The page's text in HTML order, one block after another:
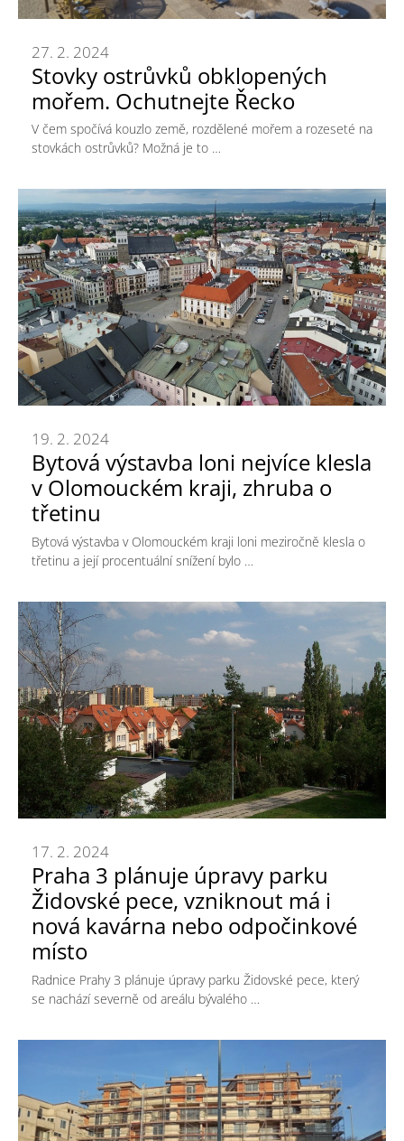
Stovky ostrůvků obklopených
mořem. Ochutnejte Řecko
27. 2. 2024
V čem spočívá kouzlo země, rozdělené mořem a rozeseté na
stovkách ostrůvků? Možná je to …
Bytová výstavba loni nejvíce klesla
v Olomouckém kraji, zhruba o
třetinu
19. 2. 2024
Bytová výstavba v Olomouckém kraji loni meziročně klesla o
třetinu a její procentuální snížení bylo …
Praha 3 plánuje úpravy parku
Židovské pece, vzniknout má i
nová kavárna nebo odpočinkové
místo
17. 2. 2024
Radnice Prahy 3 plánuje úpravy parku Židovské pece, který
se nachází severně od areálu bývalého …